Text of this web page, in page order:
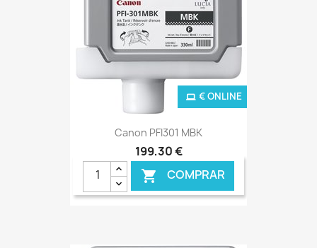
Canon PFI301 MBK
199,30 €
 COMPRAR
€ ONLINE